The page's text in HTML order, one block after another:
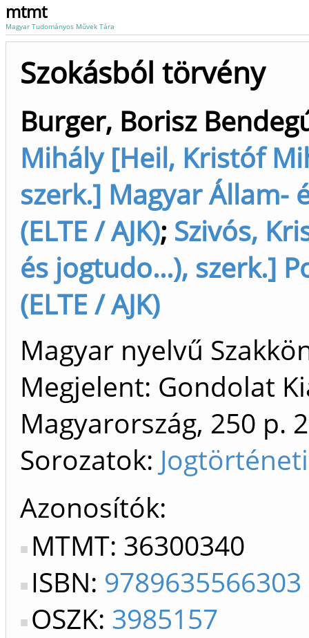
mtmt
Magyar Tudományos Művek Tára
Szokásból törvény
Burger, Borisz
Mihály [Heil, Kristóf
szerk.] Magyar Állam-
(ELTE / AJK); Szivós,
és jogtudo...), szerk.]
(ELTE / AJK)
Magyar nyelvű
Megjelent: Gondolat
Magyarország, 250 p.
Sorozatok:
Azonosítók
MTMT: 36300340
ISBN: 9789635566303
OSZK: 3985157